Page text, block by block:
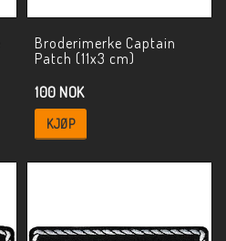
Broderimerke Captain
Patch (11x3 cm)
100 NOK
KJØP